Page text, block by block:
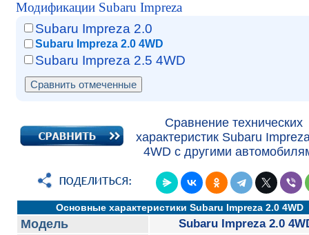
Модификации Subaru Impreza
Subaru Impreza 2.0
Subaru Impreza 2.0 4WD
Subaru Impreza 2.5 4WD
Сравнение технических
характеристик Subaru
4WD с другими
Основные характеристики Subaru Impreza 2.0 4WD
Модель Subaru Impreza 2.0